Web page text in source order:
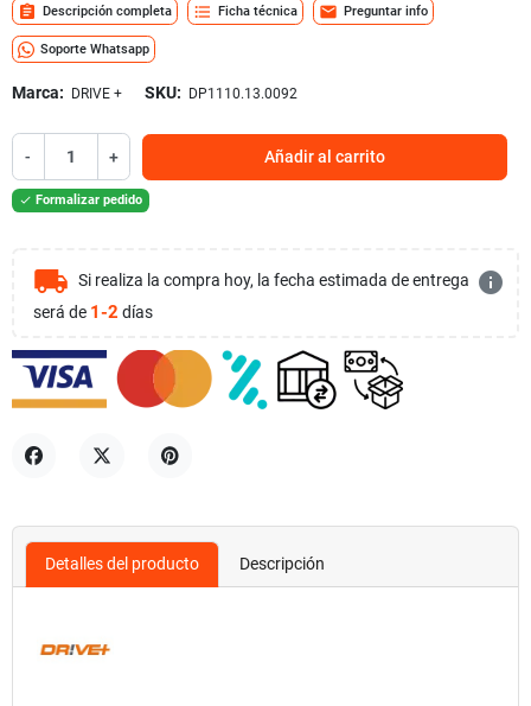
assignment Descripción completa format_list_bulleted Ficha técnica mail Preguntar info
Soporte Whatsapp
Marca: DRIVE + SKU: DP1110.13.0092
- + Añadir al carrito
 Formalizar pedido
local_shipping Si realiza la compra hoy, la fecha estimada de entrega
será de 1-2 días
info
Detalles del producto Descripción